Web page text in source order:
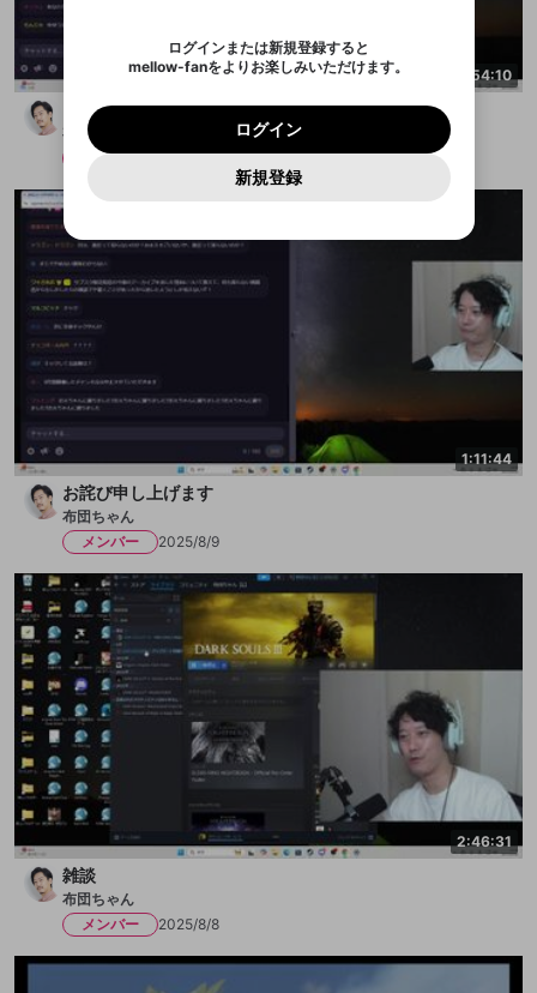
4:54:10
シャドバビヨンドパーク2日目
布団ちゃん
メンバー
2025/8/10
1:11:44
お詫び申し上げます
布団ちゃん
メンバー
2025/8/9
2:46:31
雑談
布団ちゃん
メンバー
2025/8/8
ユーザーの視聴環境によっては広告を表示すること
ができない場合があります。
詳しくはこちら
ば、通知をもれなく受け取れます！
インストール アプリで開く
Google
Yahoo! JAPAN
Appleでサインアップ
mellow-fanの
外部
サービスとのID連携に関する同意事項
次にお進みください。
アカウント作成
mellow-fanからのお得な情報をメールで受
け取る
Google
Yahoo! JAPAN
Appleでサインイン
mellow-fanの
外部
サービスとのID連携に関する同意事項
ログイン
パスワードを忘れた方はこちら
アカウントをお持ちですか？アカウントを作成する
ログインまたは新規登録すると
mellow-fanをよりお楽しみいただけます。
ログイン
新規登録
再設定する
のでご確認ください
OK
ご登録いただいた情報はサービスの向上を目的
として使用いたします。
一部サービスをご利用いただくには、生年月の
登録が必要です。
登録
あとで登録
メイン及びcs.openrec.co.jpドメイン）が受信拒否設
定に含まれていないかご確認ください。
入力
著作権の侵害
なりすまし行為
出会いを誘導する行為
ねずみ講やマルチ商法
ゲームの録画禁止区域の配信
改造版・海賊版ソフトの配信
政治的・宗教的・人種的な内容
その他の問題
0
報告された問題については、利用規約に違反しているか
どうかをスタッフが確認します。
用することは、利用規約違反になります。
閉じる
Discordアカウントを作成
Discordは第三者が提供するコミュニティーサービスで、
mellow-fanとは関わりがありません。Discordに関してのお
問い合わせにはお答えすることができません。Discordの仕
様変更により、限定コミュニティ特典の提供が終了する可能
します。
外部サービスとのID連携に関する同意事項
Discordに参加する